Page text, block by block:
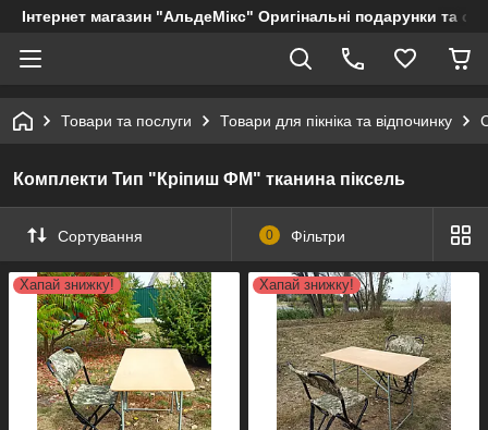
Інтернет магазин "АльдеМікс" Оригінальні подарунки та
Товари та послуги Товари для пікніка та відпочинку
Комплекти Тип "Кріпиш ФМ" тканина піксель
Сортування 0 Фільтри
Хапай знижку! Хапай знижку!